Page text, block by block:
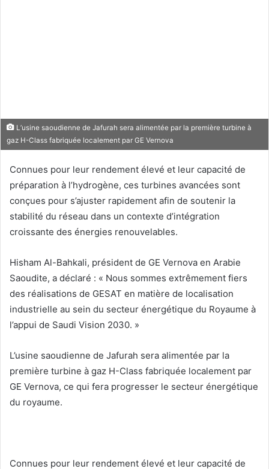
L’usine saoudienne de Jafurah sera alimentée par la première turbine à
gaz H-Class fabriquée localement par GE Vernova
Connues pour leur rendement élevé et leur capacité de
préparation à l’hydrogène, ces turbines avancées sont
conçues pour s’ajuster rapidement afin de soutenir la
stabilité du réseau dans un contexte d’intégration
croissante des énergies renouvelables.
Hisham Al-Bahkali, président de GE Vernova en Arabie
Saoudite, a déclaré : « Nous sommes extrêmement fiers
des réalisations de GESAT en matière de localisation
industrielle au sein du secteur énergétique du Royaume à
l’appui de Saudi Vision 2030. »
L’usine saoudienne de Jafurah sera alimentée par la
première turbine à gaz H-Class fabriquée localement par
GE Vernova, ce qui fera progresser le secteur énergétique
du royaume.
Connues pour leur rendement élevé et leur capacité de